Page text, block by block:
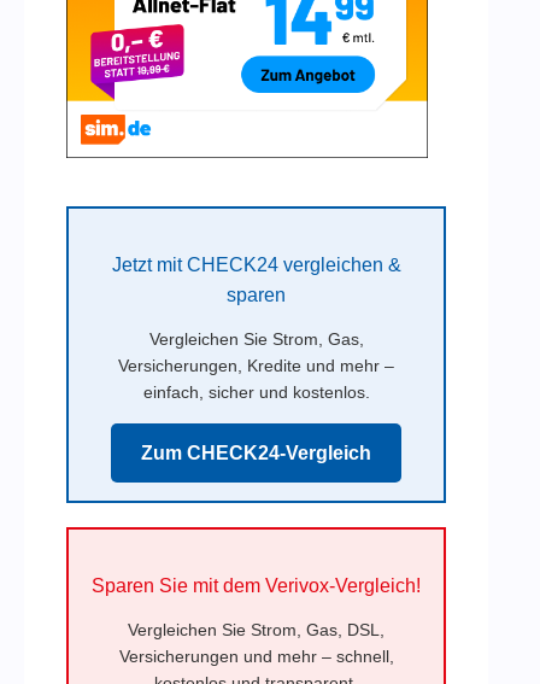
Jetzt mit CHECK24 vergleichen &
sparen
Vergleichen Sie Strom, Gas,
Versicherungen, Kredite und mehr –
einfach, sicher und kostenlos.
Zum CHECK24-Vergleich
Sparen Sie mit dem Verivox-Vergleich!
Vergleichen Sie Strom, Gas, DSL,
Versicherungen und mehr – schnell,